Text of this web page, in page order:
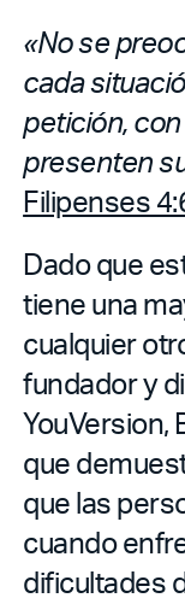
«No se
cada
petición,
presenten
Filipenses
Dado que
tiene una
cualquier
fundador y
YouVersion,
que
que las
cuando
dificultades